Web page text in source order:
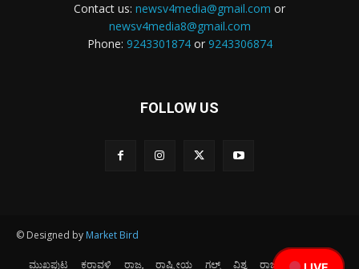
Contact us: newsv4media@gmail.com or
newsv4media8@gmail.com
Phone: 9243301874or 9243306874
FOLLOW US
© Designed by Market Bird
ಮುಖಪುಟ ಕರಾವಳಿ ರಾಜ್ಯ ರಾಷ್ಟ್ರೀಯ ಗಲ್ಫ್ ವಿಶ್ವ ರಾಜಕೀಯ ಕ್ರೀಡೆ